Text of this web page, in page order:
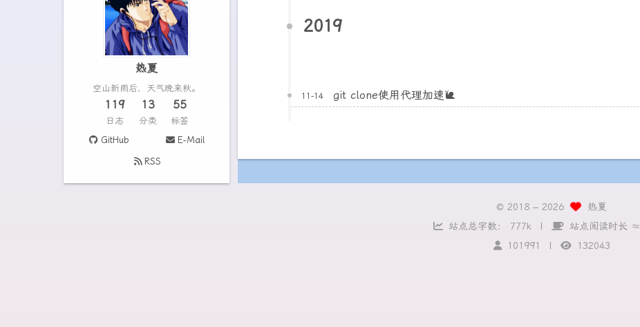
热夏
空山新雨后，天气晚来秋。
119
日志
13
分类
55
标签
GitHub
E-Mail
RSS
2019
11-14 git clone使用代理加速🐌
© 2018 – 2026
热夏
站点总字数：
777k 站点阅读时长 ≈
101991
132043